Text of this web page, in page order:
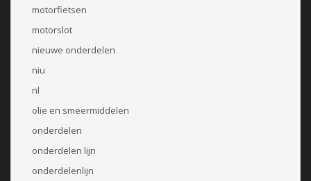
motorfietsen
motorslot
nieuwe onderdelen
niu
nl
olie en smeermiddelen
onderdelen
onderdelen lijn
onderdelenlijn